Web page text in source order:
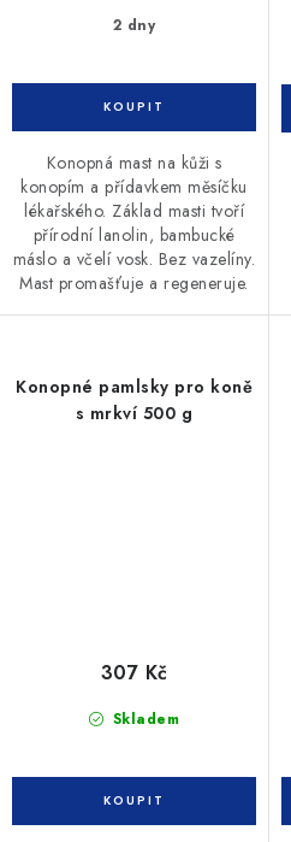
2 dny
Konopná mast na kůži s
konopím a přídavkem měsíčku
lékařského. Základ masti tvoří
přírodní lanolin, bambucké
máslo a včelí vosk. Bez vazelíny.
Mast promašťuje a regeneruje.
Konopné pamlsky pro koně
s mrkví 500 g
Skladem
307 Kč